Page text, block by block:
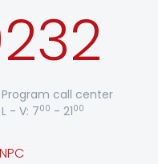
Program call center
L - V: 700 - 2100